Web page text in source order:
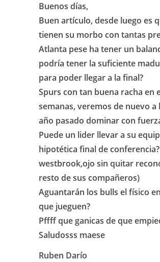
Buenos días,
Buen artículo, desde luego es
tienen su morbo con tantas
Atlanta pese ha tener un
podría tener la suficiente
para poder llegar a la final?
Spurs con tan buena racha en
semanas, veremos de nuevo a
año pasado dominar con
Puede un lider llevar a su
hipotética final de
westbrook,ojo sin quitar
resto de sus compañeros)
Aguantarán los bulls el físico
que jueguen?
Pffff que ganicas de que
Saludosss maese
Ruben Darío